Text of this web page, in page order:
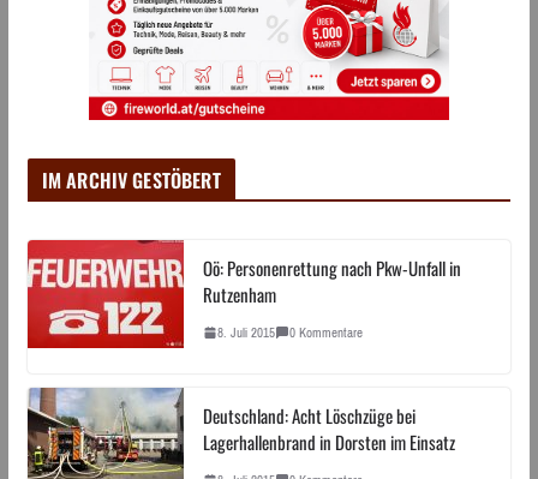
IM ARCHIV GESTÖBERT
Oö: Personenrettung nach Pkw-Unfall in
Rutzenham
8. Juli 2015 0 Kommentare
Deutschland: Acht Löschzüge bei
Lagerhallenbrand in Dorsten im Einsatz